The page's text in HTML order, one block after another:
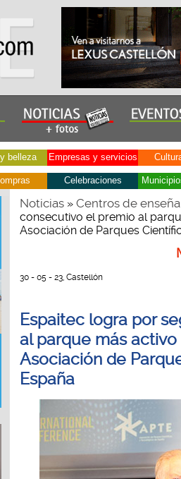
belleza Empresas y servicios
Celebraciones
Noticias» Centros de
consecutivo el premio al
Asociación de Parques
30 - 05 - 23, Castellón
Espaitec logra por
al parque más
Asociación de
España